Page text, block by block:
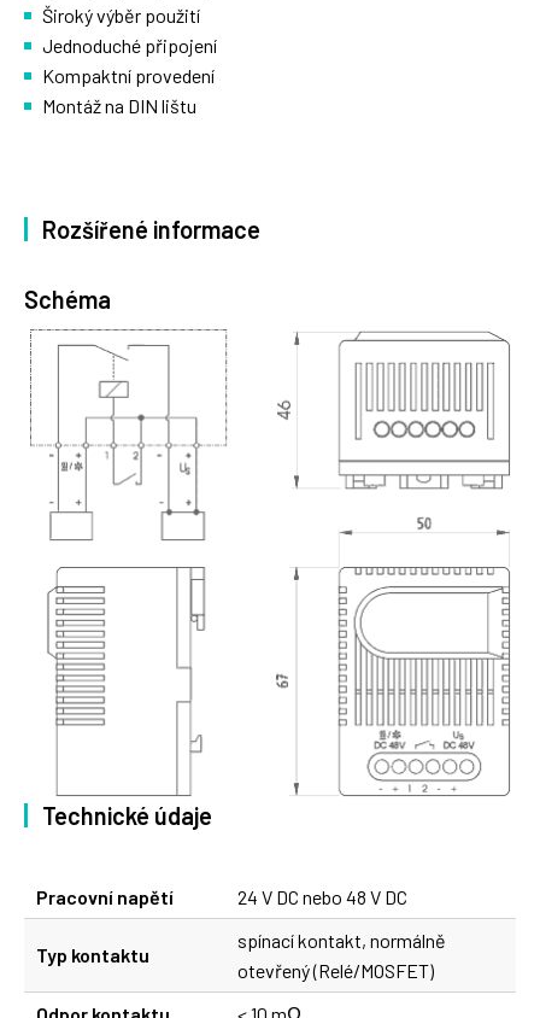
Široký výběr použití
Jednoduché připojení
Kompaktní provedení
Montáž na DIN lištu
Rozšířené informace
Schéma
Technické údaje
Pracovní napětí 24 V DC nebo 48 V DC
Typ kontaktu
spínací kontakt, normálně
otevřený (Relé/MOSFET)